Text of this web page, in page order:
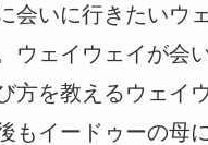
会いに行きたいウ
ウェイウェイが会
方を教えるウェイ
もイードゥーの母